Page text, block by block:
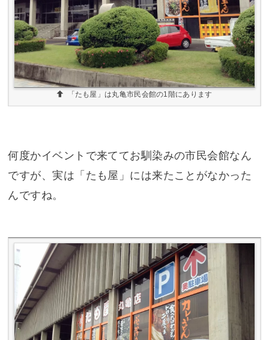
「たも屋」は丸亀市民会館の1階にあります
何度かイベントで来ててお馴染みの市民会館なん
ですが、実は「たも屋」には来たことがなかった
んですね。